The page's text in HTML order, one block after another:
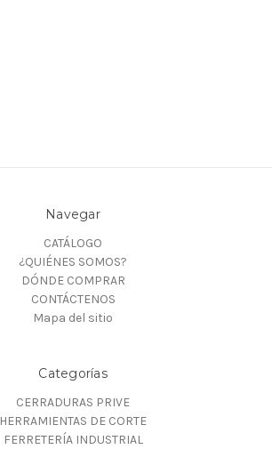
Navegar
CATÁLOGO
¿QUIÉNES SOMOS?
DÓNDE COMPRAR
CONTÁCTENOS
Mapa del sitio
Categorías
CERRADURAS PRIVE
HERRAMIENTAS DE CORTE
FERRETERÍA INDUSTRIAL